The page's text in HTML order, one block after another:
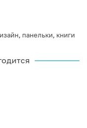
, панельки, книги